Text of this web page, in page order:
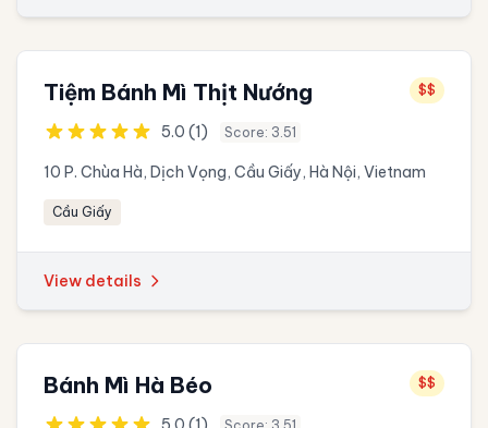
Tiệm Bánh Mì Thịt Nướng $$
5.0 (1) Score: 3.51
10 P. Chùa Hà, Dịch Vọng, Cầu Giấy, Hà Nội, Vietnam
Cầu Giấy
View details
Bánh Mì Hà Béo $$